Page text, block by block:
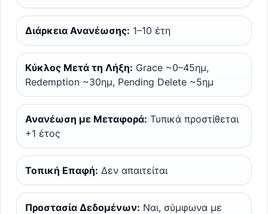
Διάρκεια Ανανέωσης: 1–10 έτη
Κύκλος Μετά τη Λήξη: Grace ~0–45ημ,
Redemption ~30ημ, Pending Delete ~5ημ
Ανανέωση με Μεταφορά: Τυπικά προστίθεται
+1 έτος
Τοπική Επαφή: Δεν απαιτείται
Προστασία Δεδομένων: Ναι, σύμφωνα με